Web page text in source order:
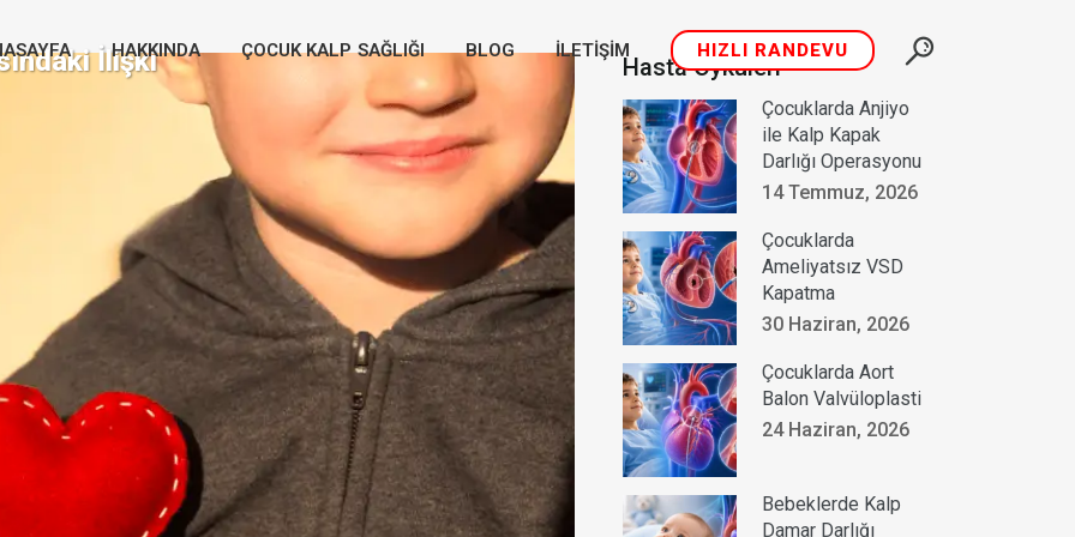
HIZLI RANDEVU
HAKKINDA ÇOCUK KALP SAĞLIĞI BLOG İLETIŞIM
İlişki Hasta Öyküleri
Çocuklarda Anjiyo
ile Kalp Kapak
Darlığı Operasyonu
14 Temmuz, 2026
Çocuklarda
Ameliyatsız VSD
Kapatma
30 Haziran, 2026
Çocuklarda Aort
Balon Valvüloplasti
24 Haziran, 2026
Bebeklerde Kalp
Damar Darlığı